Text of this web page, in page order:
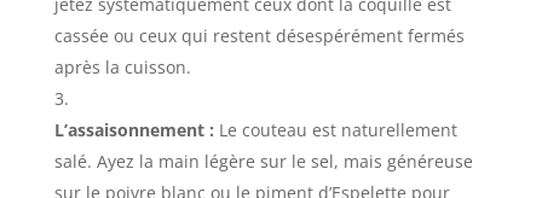
cassée ou ceux qui restent désespérément fermés
après la cuisson.
L’assaisonnement : Le couteau est naturellement
salé. Ayez la main légère sur le sel, mais généreuse
sur le poivre blanc ou le piment d’Espelette pour